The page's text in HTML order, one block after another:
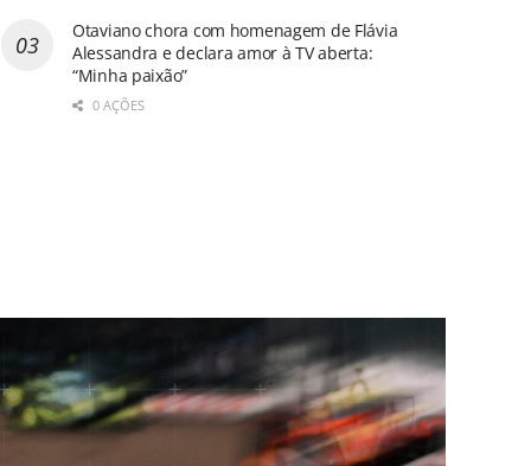
Otaviano chora com homenagem de Flávia
Alessandra e declara amor à TV aberta:
“Minha paixão”
0 AÇÕES